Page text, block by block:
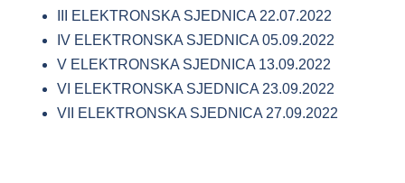
III ELEKTRONSKA SJEDNICA 22.07.2022
IV ELEKTRONSKA SJEDNICA 05.09.2022
V ELEKTRONSKA SJEDNICA 13.09.2022
VI ELEKTRONSKA SJEDNICA 23.09.2022
VII ELEKTRONSKA SJEDNICA 27.09.2022